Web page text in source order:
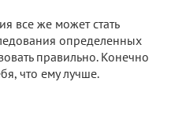
все же может стать
определенных
правильно. Конечно
что ему лучше.